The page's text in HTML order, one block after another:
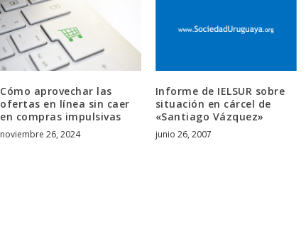
Cómo aprovechar las
ofertas en línea sin caer
en compras impulsivas
noviembre 26, 2024
Informe de IELSUR sobre
situación en cárcel de
«Santiago Vázquez»
junio 26, 2007